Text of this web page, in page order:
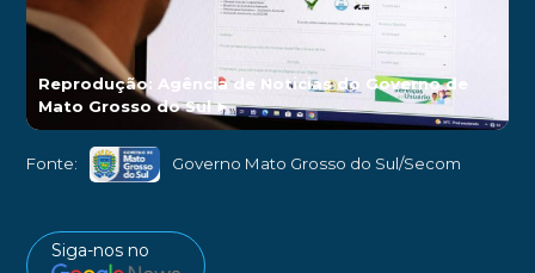
Reprodução: Agência de Noticias do Governo de
Mato Grosso do Sul►
Fonte: Governo Mato Grosso do Sul/Secom
Siga-nos no